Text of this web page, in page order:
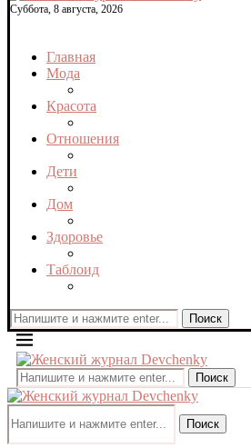
Суббота, 8 августа, 2026
Главная
Мода
Красота
Отношения
Дети
Дом
Здоровье
Таблоид
Поиск
Поиск
Поиск